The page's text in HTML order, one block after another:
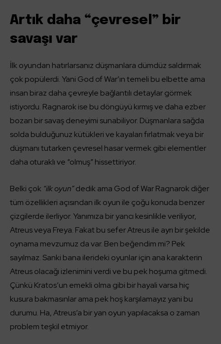
Artık daha “çevresel” bir
savaşı var
İlk oyundan hatırlarsanız düşmanlara dümdüz saldırmak
çok popülerdi. Yani God of War’ın temeli bu elbette ama
insan biraz daha çevreyle bağlantılı detaylar görmek
istiyordu. Ragnarok ise bu döngüyü kırmış ve daha ezber
bozan bir savaş deneyimi sunabiliyor. Düşmanlara sağda
solda bulduğunuz kütükleri ve kayaları fırlatmak veya bir
düşmanı tutarken çevresel hasar vermek gibi elementler
daha oturaklı ve “olmuş” hissettiriyor.
Belki çok “ilk oyun”dedik ama God of War Ragnarok diğer
tüm özellikleri açısından ilk oyun ile çoğu konuda benzer
çizgilerde ilerliyor. Yanımıza bir yancı kesinlikle veriliyor,
Atreus veya Freya. Fakat bu sefer Atreus ile ayrı bir şekilde
oynama mevzumuz da var. Ben beğendim mi? Pek
sayılmaz. Sanki bana ilerideki oyunlar için ana karakterin
Atreus olacağı izlenimini verdi ve bu pek hoşuma gitmedi.
Çünkü Kratos’un emekli olma gibi bir hayali varsa hiç
kusura bakmasınlar ama pek hoş karşılamayız yani bu
durumu. Ha, Atreus’a bir yan oyun yapılacaksa o zaman
problem teşkil etmiyor.